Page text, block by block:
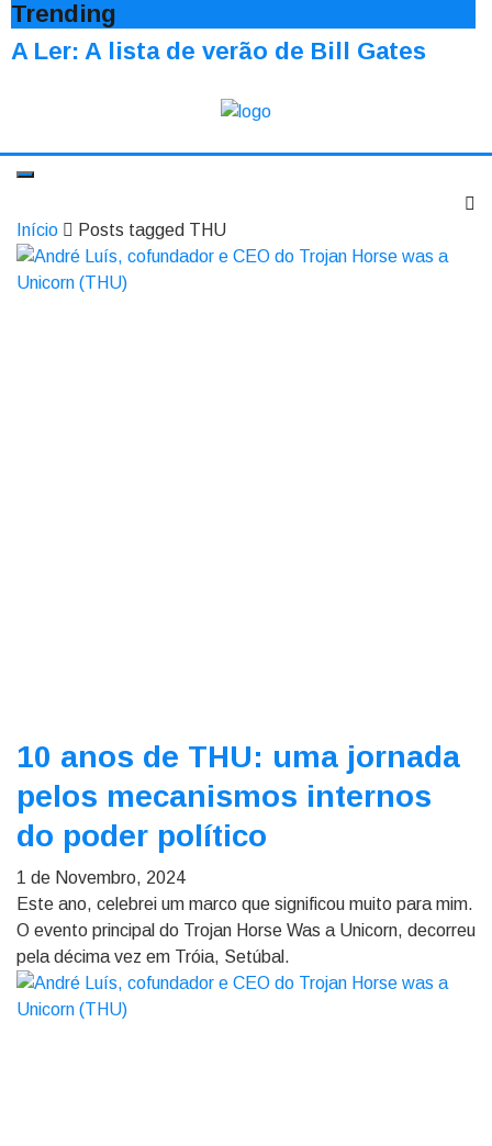
Trending
A Ler: A lista de verão de Bill Gates
Início Posts tagged THU
10 anos de THU: uma jornada
pelos mecanismos internos
do poder político
1 de Novembro, 2024
Este ano, celebrei um marco que significou muito para mim.
O evento principal do Trojan Horse Was a Unicorn, decorreu
pela décima vez em Tróia, Setúbal.